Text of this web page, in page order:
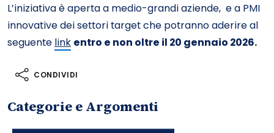
L’iniziativa è aperta a medio-grandi aziende, e a PMI
innovative dei settori target che potranno aderire al
seguente link entro e non oltre il 20 gennaio 2026.
CONDIVIDI
Categorie e Argomenti